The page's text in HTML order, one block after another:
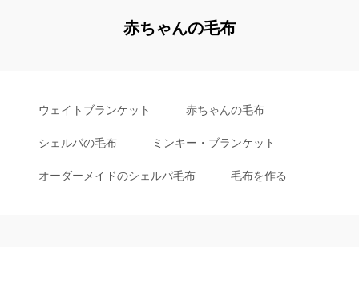
赤ちゃんの毛布
ウェイトブランケット 赤ちゃんの毛布
シェルパの毛布 ミンキー・ブランケット
オーダーメイドのシェルパ毛布 毛布を作る